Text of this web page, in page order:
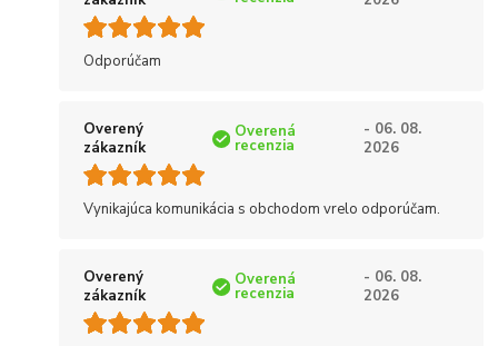
Odporúčam
Overený
zákazník
Overená
recenzia
- 06. 08.
2026
Vynikajúca komunikácia s obchodom vrelo odporúčam.
Overený
zákazník
Overená
recenzia
- 06. 08.
2026